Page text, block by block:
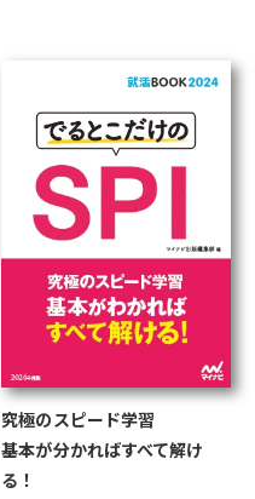
究極のスピード学習
基本が分かればすべて解け
る！